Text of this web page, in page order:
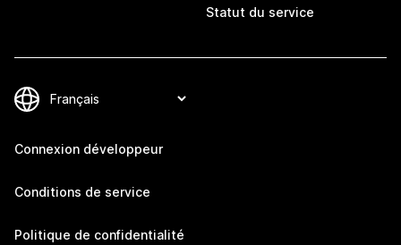
Statut du service
Connexion développeur
Conditions de service
Politique de confidentialité